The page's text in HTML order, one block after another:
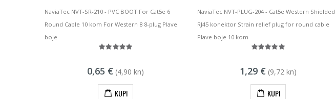
NaviaTec NVT-SR-210 - PVC BOOT For Cat5e 6
Round Cable 10 kom For Western 8 8-plug Plave
boje
0,65 € (4,90 kn)
KUPI
NaviaTec NVT-PLUG-204 - Cat5e Western Shielded
RJ45 konektor Strain relief plug for round cable
Plave boje 10 kom
1,29 €(9,72 kn)
KUPI